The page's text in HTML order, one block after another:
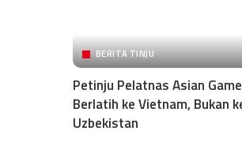
BERITA TINJU
Petinju Pelatnas Asian
Berlatih ke Vietnam, Bukan
Uzbekistan